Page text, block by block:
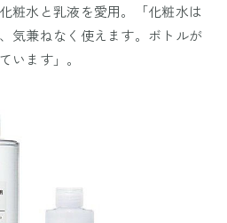
粧水と乳液を愛用。「化粧水は
気兼ねなく使えます。ボトルが
います」。